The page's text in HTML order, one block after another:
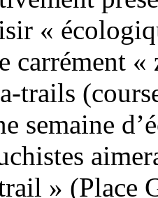
«
carrément «
trails
semaine
» (Place